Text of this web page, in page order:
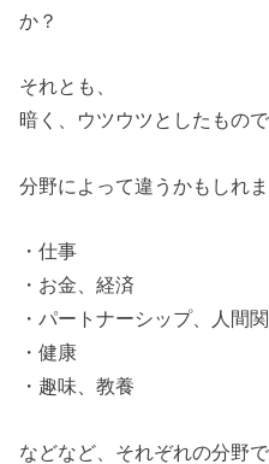
か？
それとも、
暗く、ウツウツとしたもの
分野によって違うかもしれま
・仕事
・お金、経済
・パートナーシップ、人間
・健康
・趣味、教養
などなど、それぞれの分野